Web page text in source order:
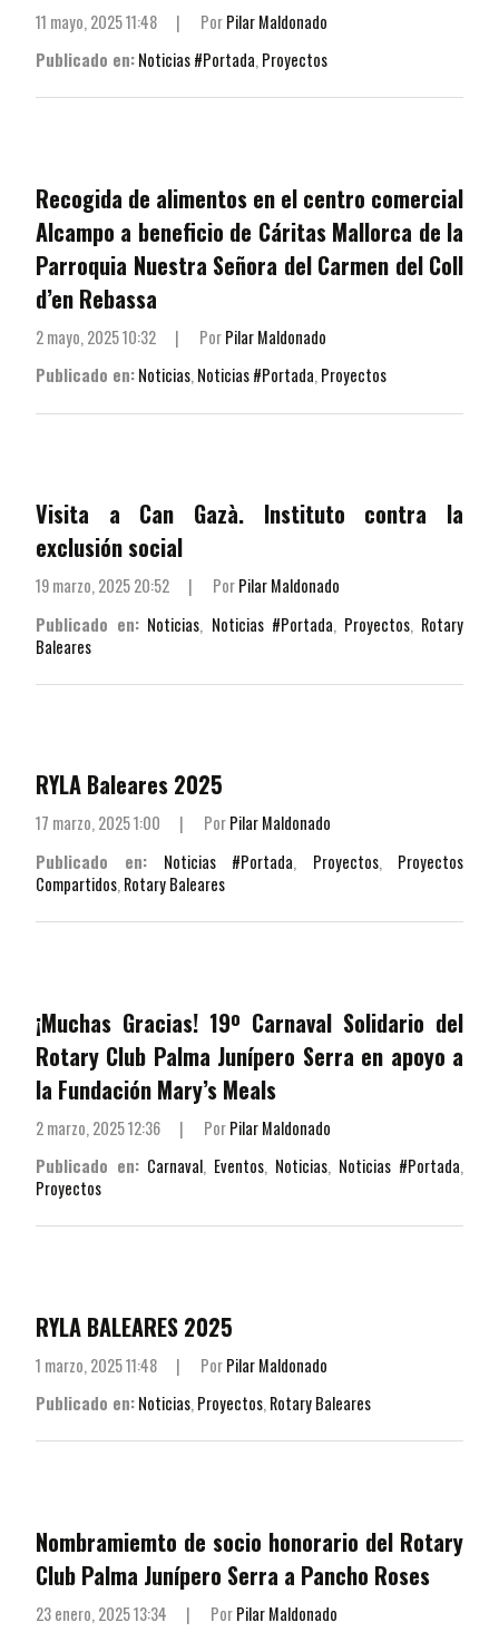
11 mayo, 2025 11:48 | PorPilar Maldonado
Publicado en:Noticias #Portada,Proyectos
Recogida de alimentos en el centro comercial
Alcampo a beneficio de Cáritas Mallorca de la
Parroquia Nuestra Señora del Carmen del Coll
d’en Rebassa
2 mayo, 2025 10:32 | PorPilar Maldonado
Publicado en:Noticias,Noticias #Portada,Proyectos
Visita a Can Gazà. Instituto contra la
exclusión social
19 marzo, 2025 20:52 | PorPilar Maldonado
Publicado en: Noticias, Noticias #Portada, Proyectos, Rotary
Baleares
RYLA Baleares 2025
17 marzo, 2025 1:00 | PorPilar Maldonado
Publicado en:
Noticias #Portada, Proyectos, Proyectos
Compartidos, Rotary Baleares
¡Muchas Gracias! 19º Carnaval Solidario del
Rotary Club Palma Junípero Serra en apoyo a
la Fundación Mary’s Meals
2 marzo, 2025 12:36 | PorPilar Maldonado
Publicado en: Carnaval, Eventos, Noticias, Noticias #Portada,
Proyectos
RYLA BALEARES 2025
1 marzo, 2025 11:48 | PorPilar Maldonado
Publicado en:Noticias, Proyectos, Rotary Baleares
Nombramiemto de socio honorario del Rotary
Club Palma Junípero Serra a Pancho Roses
23 enero, 2025 13:34 | PorPilar Maldonado